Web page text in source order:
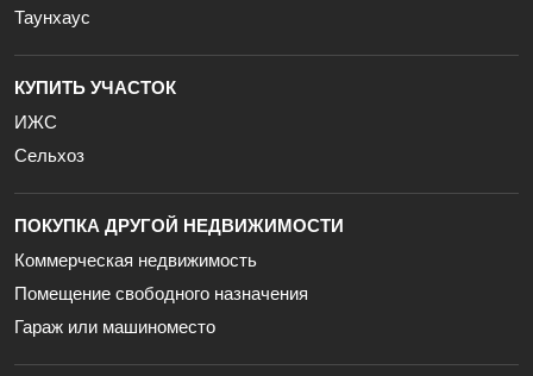
Таунхаус
КУПИТЬ УЧАСТОК
ИЖС
Сельхоз
ПОКУПКА ДРУГОЙ НЕДВИЖИМОСТИ
Коммерческая недвижимость
Помещение свободного назначения
Гараж или машиноместо